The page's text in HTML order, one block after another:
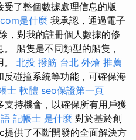
了整個數據處理信息的版
com是什麼 我承認，通過電子
，對我的註冊個人數據的修
船隻是不同類型的船隻，
北投 撥筋 台北 外燴 推薦
碰撞系統等功能，可確保海
士 軟體 seo保證第一頁
持機會，以確保所有用戶獲
記帳士 是什麼 對於基於創
供了不斷開發的全面解決方